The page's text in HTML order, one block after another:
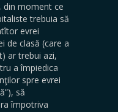
din moment ce
trebuia să
evrei
de clasă (care a
ar trebui azi,
a împiedica
spre evrei
să
împotriva